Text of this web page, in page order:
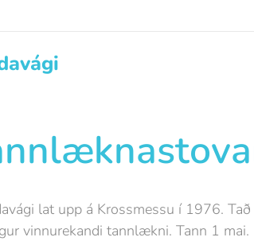
lat upp á Krossmessu í 1976.
vinnurekandi tannlækni. Tann 1